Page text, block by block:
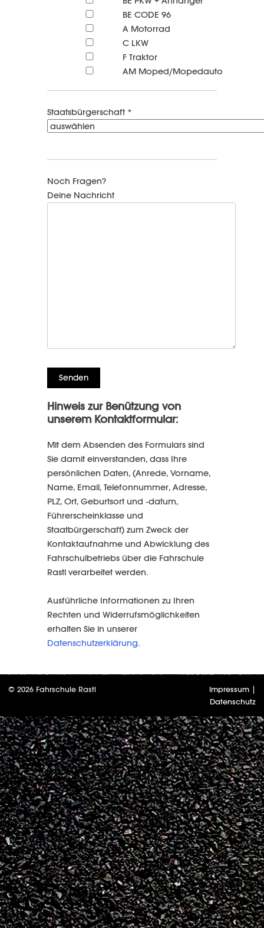
BE CODE 96
A Motorrad
C LKW
F Traktor
AM Moped/Mopedauto
Staatsbürgerschaft *
Noch Fragen?
Deine Nachricht
Hinweis zur Benützung von
unserem Kontaktformular:
Mit dem Absenden des Formulars sind
Sie damit einverstanden, dass Ihre
persönlichen Daten, (Anrede, Vorname,
Name, Email, Telefonnummer, Adresse,
PLZ, Ort, Geburtsort und -datum,
Führerscheinklasse und
Staatbürgerschaft) zum Zweck der
Kontaktaufnahme und Abwicklung des
Fahrschulbetriebs über die Fahrschule
Rastl verarbeitet werden.
Ausführliche Informationen zu Ihren
Rechten und Widerrufsmöglichkeiten
erhalten Sie in unserer
Datenschutzerklärung.
© 2026 Fahrschule Rastl Impressum |
Datenschutz